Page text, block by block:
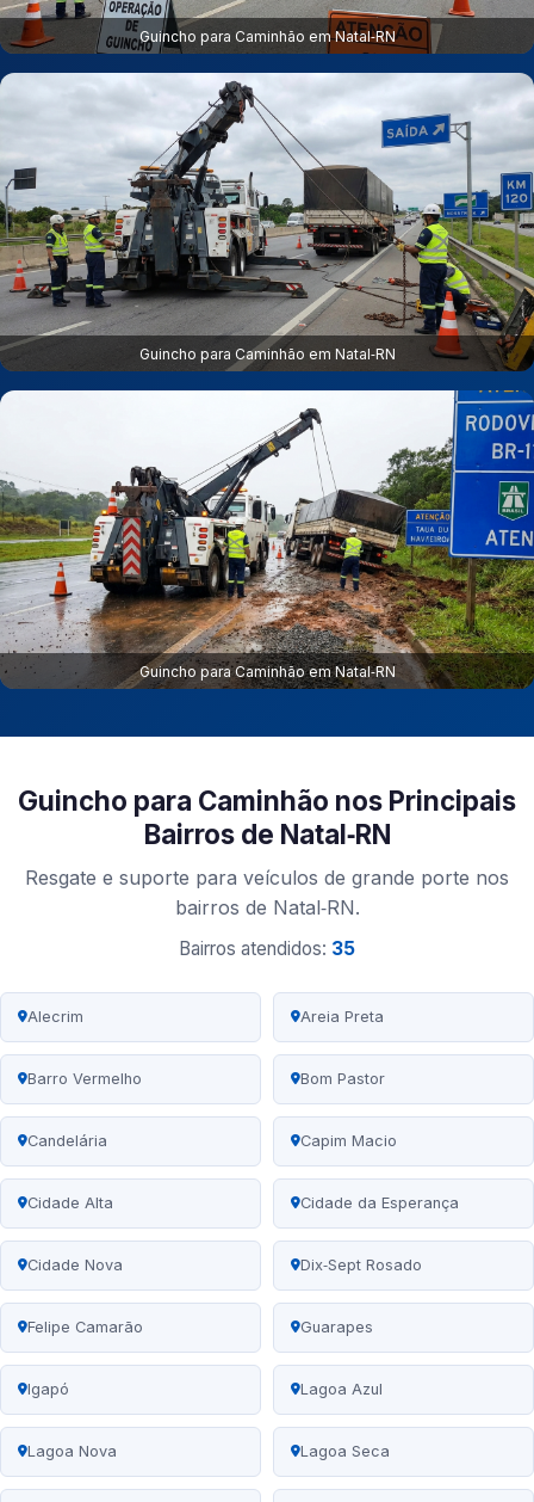
Guincho para Caminhão em Natal‑RN
Guincho para Caminhão em Natal‑RN
Guincho para Caminhão em Natal‑RN
Guincho para Caminhão nos Principais
Bairros de Natal‑RN
Resgate e suporte para veículos de grande porte nos
bairros de Natal‑RN.
Bairros atendidos: 35
Alecrim Areia Preta
Barro Vermelho Bom Pastor
Candelária Capim Macio
Cidade Alta Cidade da Esperança
Cidade Nova Dix‑Sept Rosado
Felipe Camarão Guarapes
Igapó Lagoa Azul
Lagoa Nova Lagoa Seca